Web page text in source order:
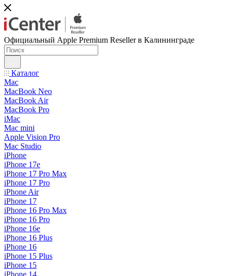
Официальный Apple Premium Reseller в Калининграде
Каталог
Mac
MacBook Neo
MacBook Air
MacBook Pro
iMac
Mac mini
Apple Vision Pro
Mac Studio
iPhone
iPhone 17e
iPhone 17 Pro Max
iPhone 17 Pro
iPhone Air
iPhone 17
iPhone 16 Pro Max
iPhone 16 Pro
iPhone 16e
iPhone 16 Plus
iPhone 16
iPhone 15 Plus
iPhone 15
iPhone 14